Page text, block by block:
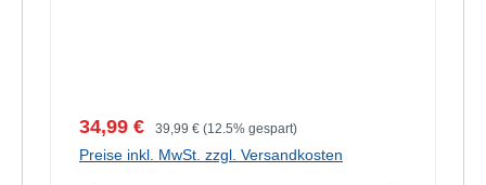
Verkaufspreis:
34,99 € Regulärer Preis:
39,99 € (12.5% gespart)
Preise inkl. MwSt. zzgl. Versandkosten